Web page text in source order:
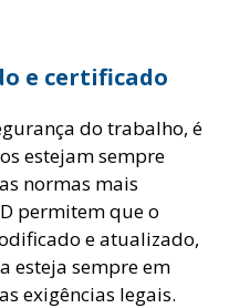
e certificado
do trabalho, é
estejam sempre
normas mais
permitem que o
e atualizado,
esteja sempre em
exigências legais.